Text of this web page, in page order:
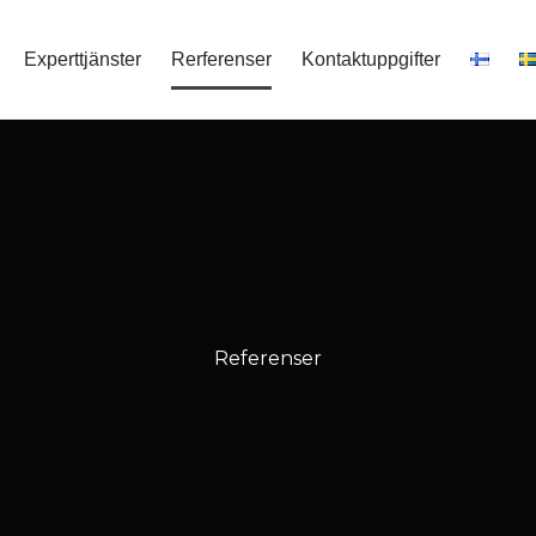
Experttjänster Rerferenser Kontaktuppgifter
Referenser